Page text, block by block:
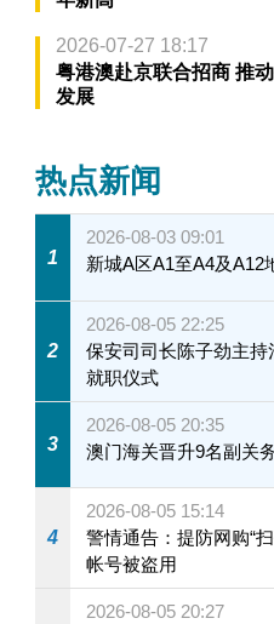
2026-07-27 18:17
粤港澳赴京联合招商 推
发展
热点新闻
1
2026-08-03 09:01
新城A区A1至A4及A12
2
2026-08-05 22:25
保安司司长陈子劲主
就职仪式
3
2026-08-05 20:35
澳门海关晋升9名副关
4
2026-08-05 15:14
警情通告：提防网购“
帐号被盗用
2026-08-05 20:27